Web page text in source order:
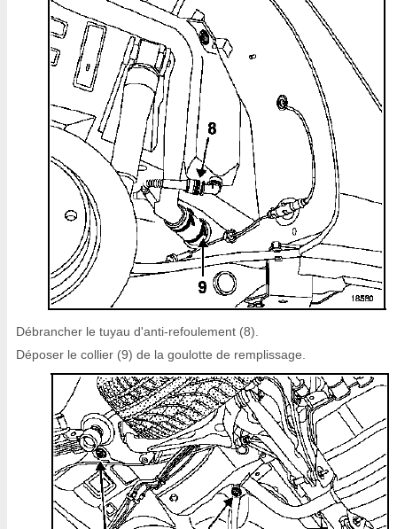
Débrancher le tuyau d'anti-refoulement (8).
Déposer le collier (9) de la goulotte de remplissage.